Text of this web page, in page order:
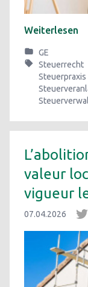
Weiterlesen
GE
Steuerrecht
Steuerpraxis
valeur
vigueur
07.04.2026